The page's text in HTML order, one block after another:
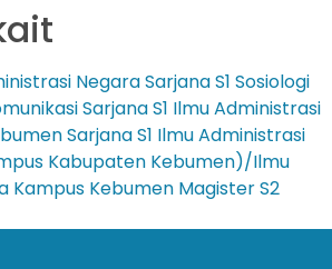
NegaraSarjanaS1 Sosiologi
SarjanaS1 Ilmu Administrasi
SarjanaS1 Ilmu Administrasi
Kabupaten Kebumen)/Ilmu
Kampus Kebumen MagisterS2